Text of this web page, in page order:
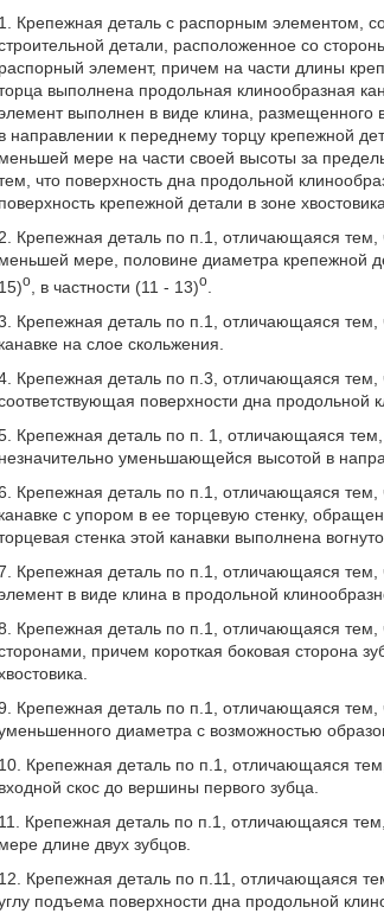
1. Крепежная деталь с распорным элементом,
детали, расположенное со
распорный элемент, причем на части длины
выполнена продольная клинообразная
выполнен в виде клина,
в направлении к переднему торцу крепежной
меньшей мере на части своей высоты за
что поверхность дна продольной
поверхность крепежной детали в зоне
Крепежная деталь по п.1, отличающаяся тем,
меньшей мере, половине диаметра крепежной
15)o , в частности (11 - 13)o
Крепежная деталь по п.1, отличающаяся тем,
канавке на слое скольжения.
Крепежная деталь по п.3, отличающаяся тем,
поверхности дна продольной
Крепежная деталь по п. 1, отличающаяся
незначительно уменьшающейся высотой в
Крепежная деталь по п.1, отличающаяся тем,
канавке с упором в ее торцевую стенку,
стенка этой канавки выполнена
Крепежная деталь по п.1, отличающаяся
в виде клина в продольной
Крепежная деталь по п.1, отличающаяся
причем короткая боковая сторона
Крепежная деталь по п.1, отличающаяся тем,
диаметра с возможностью
10. Крепежная деталь по п.1, отличающаяся
входной скос до вершины первого зубца.
11. Крепежная деталь по п.1, отличающаяся
мере длине двух зубцов.
12. Крепежная деталь по п.11, отличающаяся
подъема поверхности дна продольной